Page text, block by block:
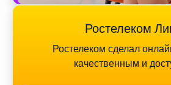
Ростелеком
Ростелеком сделал
качественным и